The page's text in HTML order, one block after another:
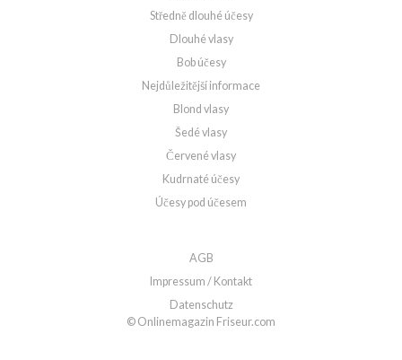
Středně dlouhé účesy
Dlouhé vlasy
Bob účesy
Nejdůležitější informace
Blond vlasy
Šedé vlasy
Červené vlasy
Kudrnaté účesy
Účesy pod účesem
AGB
Impressum / Kontakt
Datenschutz
© Onlinemagazin Friseur.com